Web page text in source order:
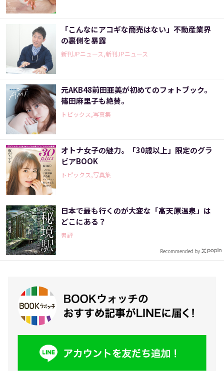
「こんなにアコギな商売はない」不動産業界
の裏側を暴露
新刊JPニュース,新刊JPニュース
元AKB48前田亜美が初めてのフォトブック。
篠田麻里子も絶賛。
トピックス,写真集
オトナ女子の魅力。「30歳以上」限定のグラ
ビアBOOK
トピックス,写真集
日本で最も行くのが大変な「高天原温泉」は
どこにある？
書評
Recommended by